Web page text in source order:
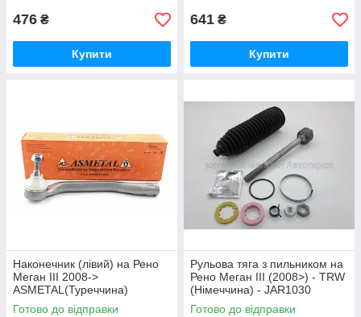
476 ₴
Купити
641 ₴
Купити
Наконечник (лівий) на Рено
Меган III 2008->
ASMETAL(Туреччина)
17RN5610
Готово до відправки
Рульова тяга з пильником на
Рено Меган III (2008>) - TRW
(Німеччина) - JAR1030
Готово до відправки